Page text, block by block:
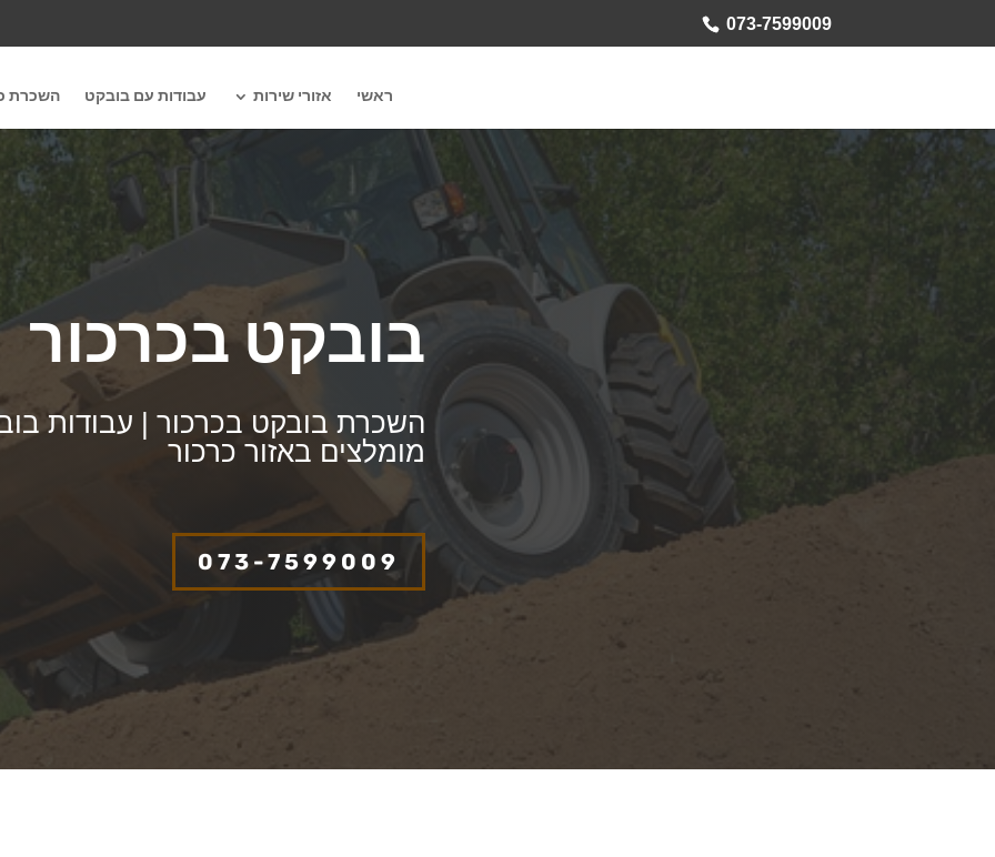
073-7599009
ראשי אזורי שירות עבודות עם בובקט השכרת
בובקט בכרכור
השכרת בובקט בכרכור | עבודות
מומלצים באזור כרכור
073-7599009